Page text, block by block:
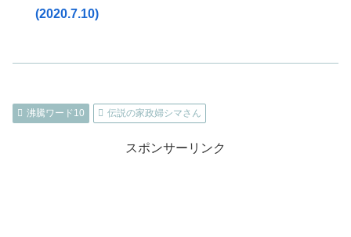
(2020.7.10)
沸騰ワード10 伝説の家政婦シマさん
スポンサーリンク